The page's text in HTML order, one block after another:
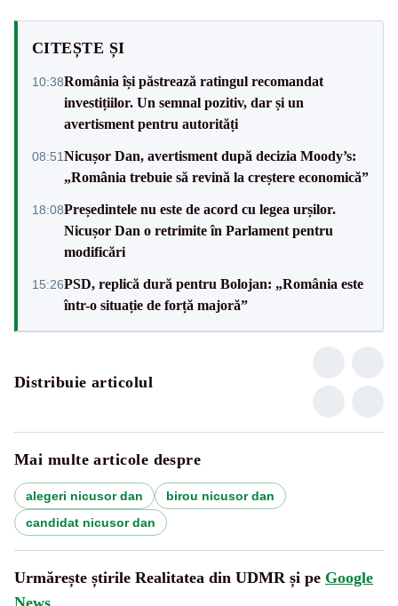
CITEȘTE ȘI
10:38România își păstrează ratingul recomandat
investițiilor. Un semnal pozitiv, dar și un
avertisment pentru autorități
08:51Nicușor Dan, avertisment după decizia Moody’s:
„România trebuie să revină la creștere economică”
18:08Președintele nu este de acord cu legea urșilor.
Nicușor Dan o retrimite în Parlament pentru
modificări
15:26PSD, replică dură pentru Bolojan: „România este
într-o situație de forță majoră”
Distribuie articolul
Mai multe articole despre
alegeri nicusor dan
birou nicusor dan
candidat nicusor dan
Urmărește știrile Realitatea din UDMR și pe Google
News